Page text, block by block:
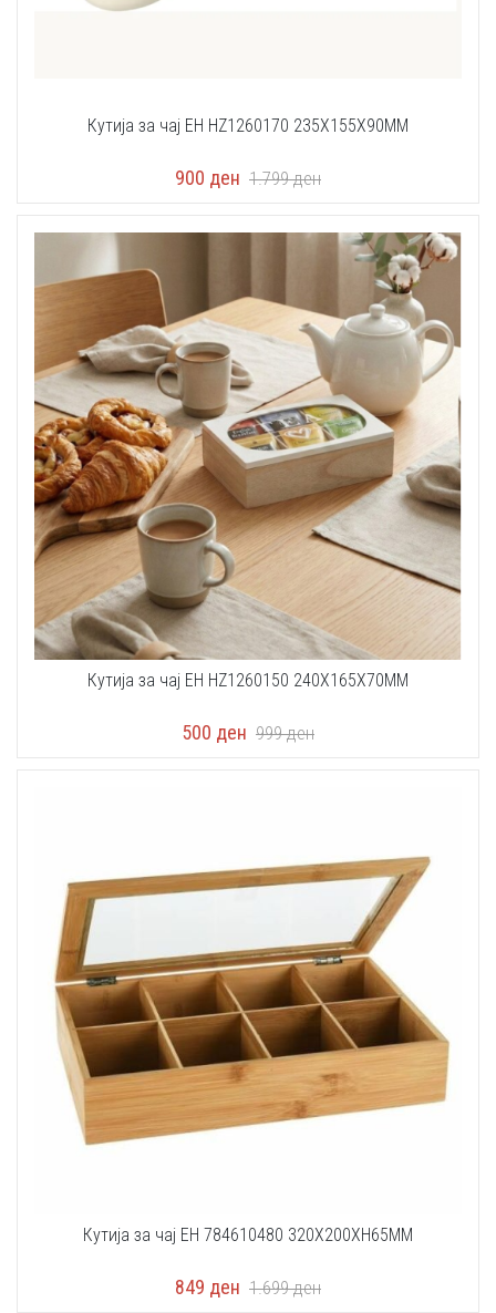
Кутија за чај EH HZ1260170 235X155X90MM
900 ден 1.799ден
Кутија за чај EH HZ1260150 240X165X70MM
500 ден 999ден
Кутија за чај EH 784610480 320X200XH65MM
849 ден 1.699ден